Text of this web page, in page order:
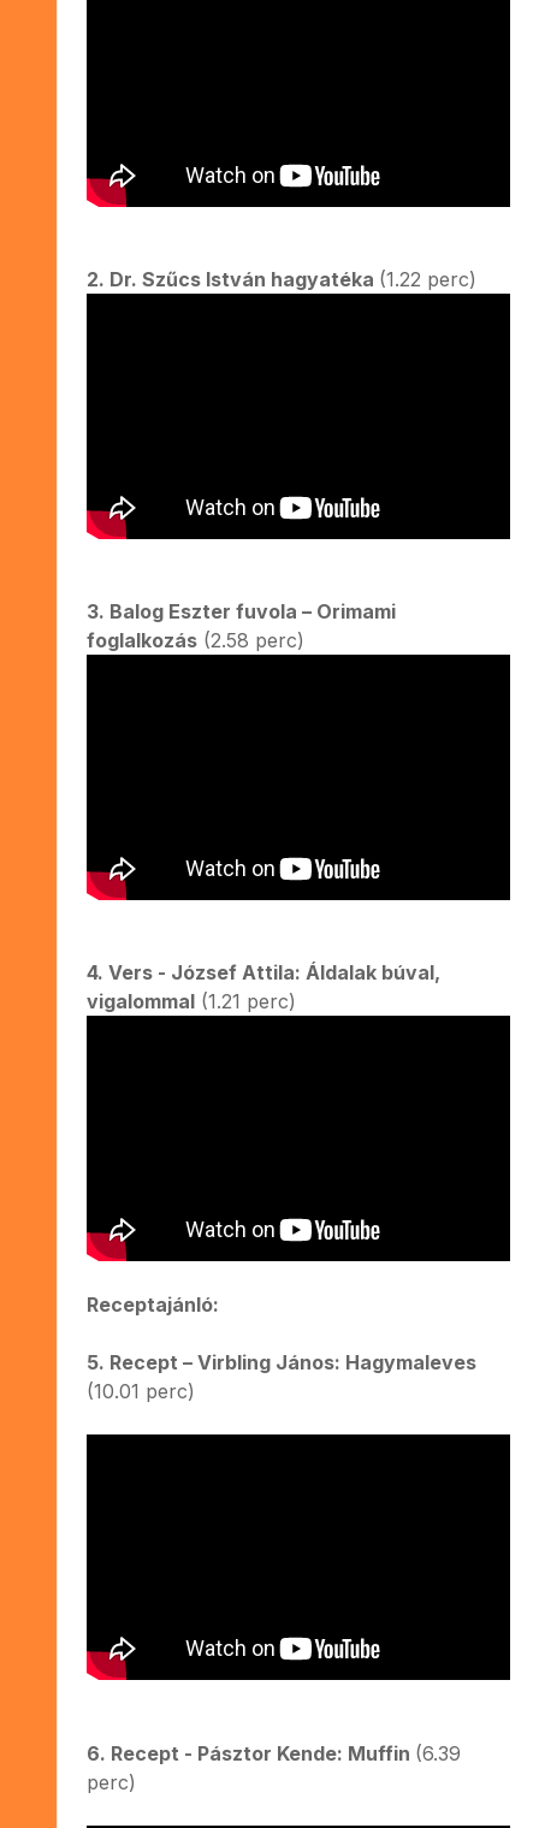
2. Dr. Szűcs István hagyatéka (1.22 perc)
3. Balog Eszter fuvola – Orimami
foglalkozás (2.58 perc)
4. Vers - József Attila: Áldalak búval,
vigalommal (1.21 perc)
Receptajánló:
5. Recept – Virbling János: Hagymaleves
(10.01 perc)
6. Recept - Pásztor Kende: Muffin (6.39
perc)